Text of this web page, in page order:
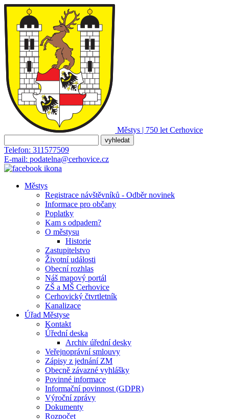
Městys | 750 let Cerhovice
Telefon: 311577509
E-mail: podatelna@cerhovice.cz
Městys
Registrace návštěvníků - Odběr novinek
Informace pro občany
Poplatky
Kam s odpadem?
O městysu
Historie
Zastupitelstvo
Životní události
Obecní rozhlas
Náš mapový portál
ZŠ a MŠ Cerhovice
Cerhovický čtvrtletník
Kanalizace
Úřad Městyse
Kontakt
Úřední deska
Archiv úřední desky
Veřejnoprávní smlouvy
Zápisy z jednání ZM
Obecně závazné vyhlášky
Povinné informace
Informační povinnost (GDPR)
Výroční zprávy
Dokumenty
Rozpočet